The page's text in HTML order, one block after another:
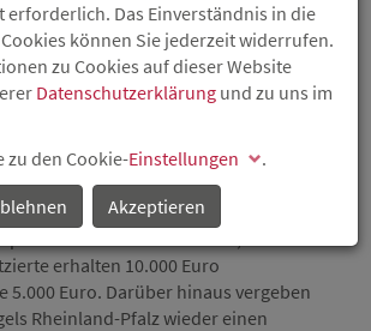
am 31. August 2020 – 15.000 Euro für
und Existenzgründer, die sich
fünf Jahre selbstständig gemacht
Jahr gründen werden, können sich
2020 bei der Investitions- und
Pfalz (ISB) für den Gründerpreis
bewerben. Der Preis für das beste
erhalten 10.000 Euro
5.000 Euro. Darüber hinaus vergeben
Rheinland-Pfalz wieder einen
erforderlich. Das Einverständnis in die
können Sie jederzeit widerrufen.
zu Cookies auf dieser Website
Datenschutzerklärung und zu uns im
zu den Cookie-Einstellungen
.
Akzeptieren